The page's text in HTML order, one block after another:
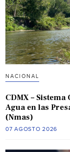
NACIONAL
CDMX –
Agua en las
(Nmas)
07 AGOSTO 2026